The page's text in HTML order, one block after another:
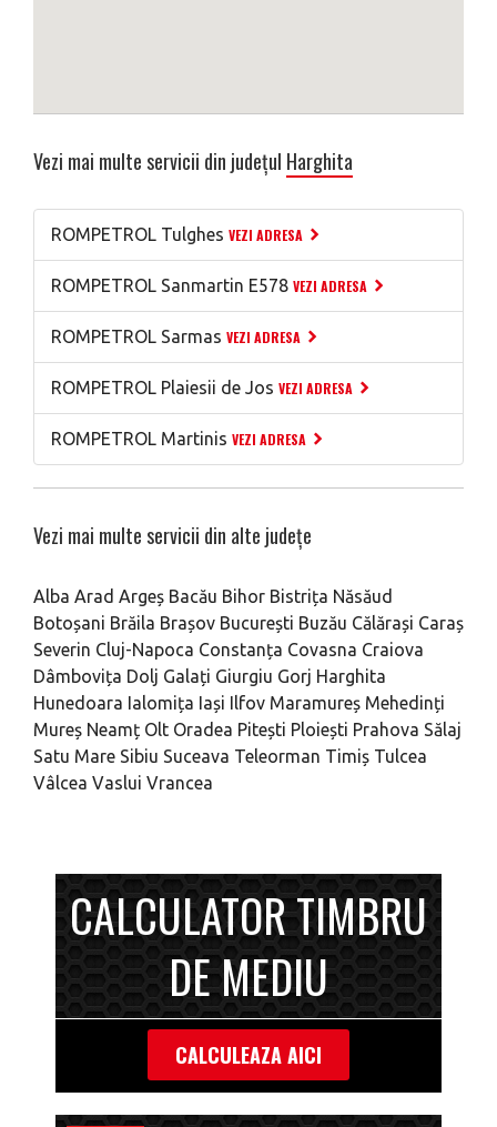
Vezi mai multe servicii din județul Harghita
ROMPETROL Tulghes VEZI ADRESA
ROMPETROL Sanmartin E578 VEZI ADRESA
ROMPETROL Sarmas VEZI ADRESA
ROMPETROL Plaiesii de Jos VEZI ADRESA
ROMPETROL Martinis VEZI ADRESA
Vezi mai multe servicii din alte județe
Alba Arad Argeș Bacău Bihor Bistrița Năsăud
Botoșani Brăila Brașov București Buzău Călărași Caraș
Severin Cluj-Napoca Constanța Covasna Craiova
Dâmbovița Dolj Galați Giurgiu Gorj Harghita
Hunedoara Ialomița Iași Ilfov Maramureș Mehedinți
Mureș Neamț Olt Oradea Pitești Ploiești Prahova Sălaj
Satu Mare Sibiu Suceava Teleorman Timiș Tulcea
Vâlcea Vaslui Vrancea
CALCULATOR TIMBRU
DE MEDIU
CALCULEAZA AICI